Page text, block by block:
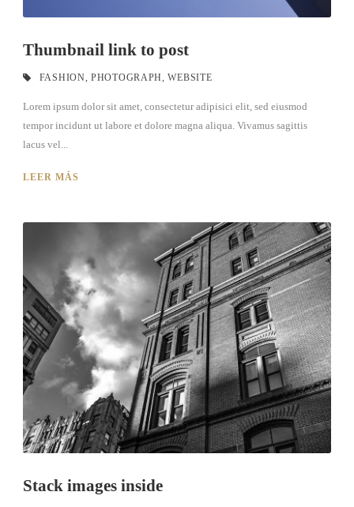
Thumbnail link to post
FASHION PHOTOGRAPH WEBSITE
Lorem ipsum dolor sit amet, consectetur adipisici elit, sed eiusmod
tempor incidunt ut labore et dolore magna aliqua. Vivamus sagittis
lacus vel...
LEER MÁS
Stack images inside